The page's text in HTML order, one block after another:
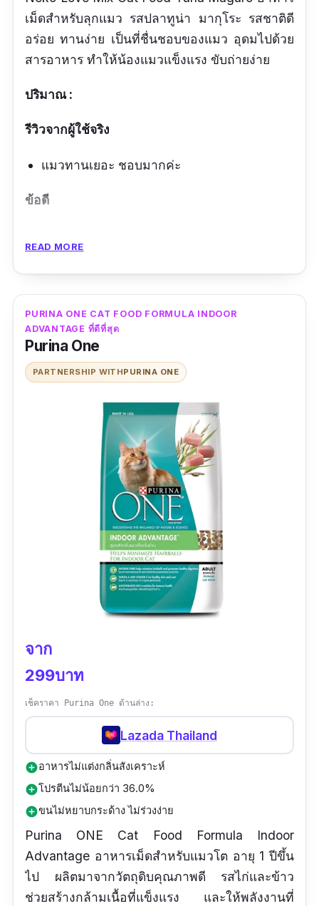
เม็ดสำหรับลุกแมว รสปลาทูน่า มากุโระ รสชาติดี
อร่อย ทานง่าย เป็นที่ชื่นชอบของแมว อุดมไปด้วย
สารอาหาร ทำให้น้องแมวแข็งแรง ขับถ่ายง่าย
ปริมาณ :
รีวิวจากผู้ใช้จริง
แมวทานเยอะ ชอบมากค่ะ
ข้อดี
ข้อเสีย
ราคาแพง
READ MORE
PURINA ONE CAT FOOD FORMULA INDOOR
ADVANTAGE ที่ดีที่สุด
Purina One
PARTNERSHIP WITHPURINA ONE
จาก
299บาท
เช็คราคา Purina One ด้านล่าง:
Lazada Thailand
add_circleอาหารไม่แต่งกลิ่นสังเคราะห์
add_circleโปรตีนไม่น้อยกว่า 36.0%
add_circleขนไม่หยาบกระด้าง ไม่ร่วงง่าย
Purina ONE Cat Food Formula Indoor
Advantage อาหารเม็ดสำหรับแมวโต อายุ 1 ปีขึ้น
ไป ผลิตมาจากวัตถุดิบคุณภาพดี รสไก่และข้าว
ช่วยสร้างกล้ามเนื้อที่แข็งแรง และให้พลังงานที่